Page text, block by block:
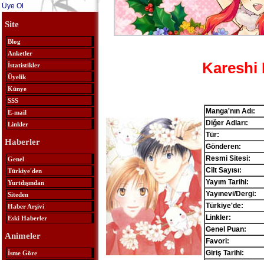
Üye Ol
Site
Blog
Anketler
İstatistikler
Üyelik
Künye
SSS
E-mail
Linkler
Haberler
Genel
Türkiye'den
Yurtdışından
Siteden
Haber Arşivi
Eski Haberler
Animeler
İsme Göre
Kareshi
Manga'nın Adı:
Diğer Adları:
Tür:
Gönderen:
Resmi Sitesi:
Cilt Sayısı:
Yayım Tarihi:
Yayınevi/Dergi:
Türkiye'de:
Linkler:
Genel Puan:
Favori:
Giriş Tarihi: